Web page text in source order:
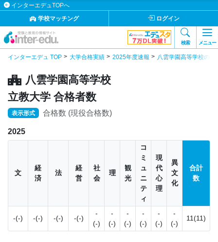
インターエデュTOPへ
学校マッチング
ログイン
検索 メニュー
インターエデュ TOP 大学合格実績 2025年度速報 八雲学園高等学校の合
八雲学園高等学校
立教大学 合格者数
表示形式 合格数 (現役合格数)
2025
文
経
済
法
経
営
社
会
理
観
光
コ
ミ
ュ
ニ
テ
ィ
現
代
心
理
異
文
化
合計
数
-(-) -(-) -(-) -(-)
-
(-)
-
(-)
-
(-)
-
(-)
-
(-)
-
(-)
11(11)